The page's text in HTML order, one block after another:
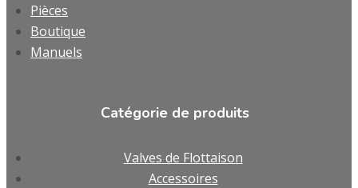
Pièces
Boutique
Manuels
Catégorie de produits
Valves de Flottaison
Accessoires